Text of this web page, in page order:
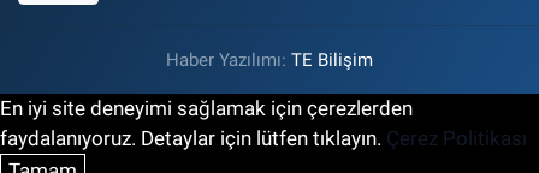
Haber Yazılımı: TE Bilişim
En iyi site deneyimi sağlamak için çerezlerden
faydalanıyoruz. Detaylar için lütfen tıklayın. Çerez Politikası